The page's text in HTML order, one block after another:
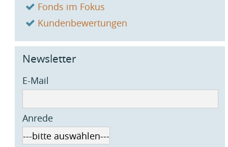
Fonds im Fokus
Kundenbewertungen
Newsletter
E-Mail
Anrede